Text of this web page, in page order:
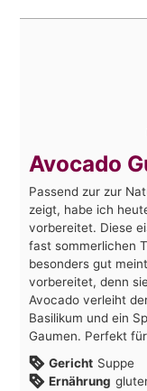
Avocado
Passend zur zur
zeigt, habe ich
vorbereitet. Diese
fast sommerlichen
besonders gut
vorbereitet, denn
Avocado verleiht
Basilikum und ein
Gaumen. Perfekt
Gericht Suppe
Ernährung